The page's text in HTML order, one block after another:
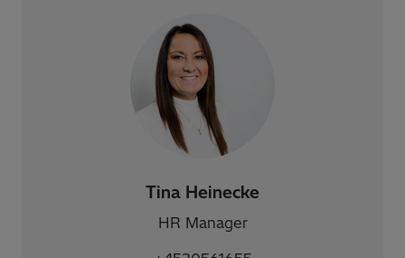
Tina Heinecke
HR Manager